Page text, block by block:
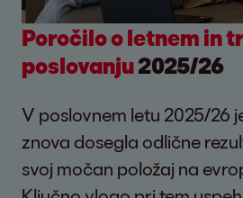
Poročilo o letnem in
poslovanju2025/26
V poslovnem letu 2025/26
znova dosegla odlične
svoj močan položaj na